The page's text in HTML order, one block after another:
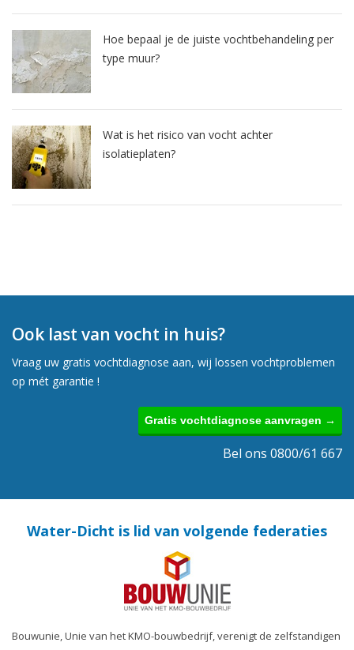
Hoe bepaal je de juiste vochtbehandeling per
type muur?
Wat is het risico van vocht achter
isolatieplaten?
Ook last van vocht in huis?
Vraag uw gratis vochtdiagnose aan, wij lossen vochtproblemen
op mét garantie !
Gratis vochtdiagnose aanvragen →
Bel ons 0800/61 667
Water-Dicht is lid van volgende federaties
Bouwunie, Unie van het KMO-bouwbedrijf, verenigt de zelfstandigen